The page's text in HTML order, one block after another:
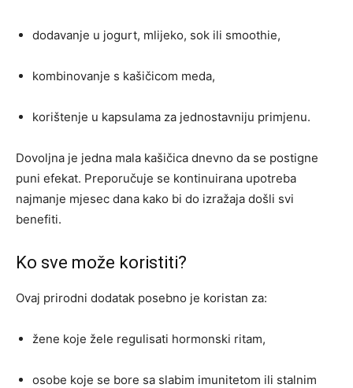
dodavanje u jogurt, mlijeko, sok ili smoothie,
kombinovanje s kašičicom meda,
korištenje u kapsulama za jednostavniju primjenu.
Dovoljna je jedna mala kašičica dnevno da se postigne
puni efekat. Preporučuje se kontinuirana upotreba
najmanje mjesec dana kako bi do izražaja došli svi
benefiti.
Ko sve može koristiti?
Ovaj prirodni dodatak posebno je koristan za:
žene koje žele regulisati hormonski ritam,
osobe koje se bore sa slabim imunitetom ili stalnim